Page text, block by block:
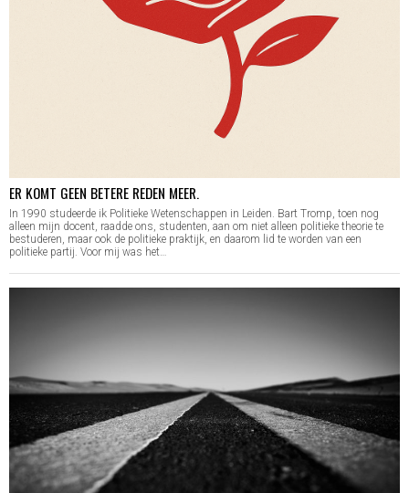
ER KOMT GEEN BETERE REDEN MEER.
In 1990 studeerde ik Politieke Wetenschappen in Leiden. Bart Tromp, toen nog
alleen mijn docent, raadde ons, studenten, aan om niet alleen politieke theorie te
bestuderen, maar ook de politieke praktijk, en daarom lid te worden van een
politieke partij. Voor mij was het…